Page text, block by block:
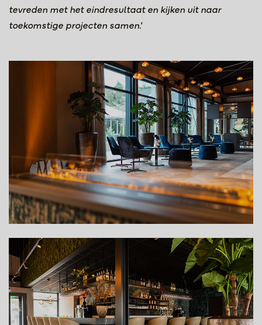
tevreden met het eindresultaat en kijken uit naar
toekomstige projecten samen.'